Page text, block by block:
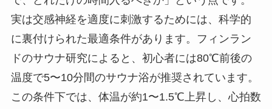
実は交感神経を適度に刺激するためには、科学的
に裏付けられた最適条件があります。フィンラン
ドのサウナ研究によると、初心者には80℃前後の
温度で5〜10分間のサウナ浴が推奨されています。
この条件下では、体温が約1〜1.5℃上昇し、心拍数